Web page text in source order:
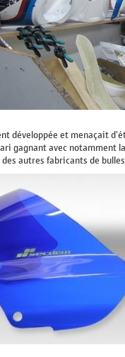
développée et menaçait
gagnant avec notamment
autres fabricants de